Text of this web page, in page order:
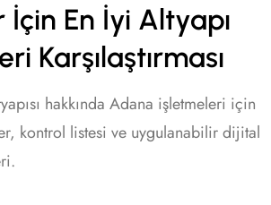
İçin En İyi Altyapı
Karşılaştırması
hakkında Adana işletmeleri için
kontrol listesi ve uygulanabilir dijital